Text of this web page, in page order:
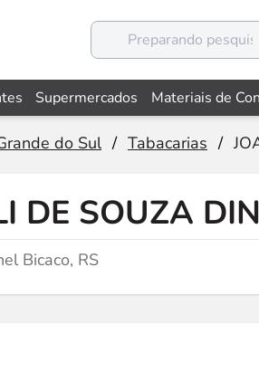
Supermercados Materiais de
do Sul / Tabacarias /
DE SOUZA
Bicaco, RS